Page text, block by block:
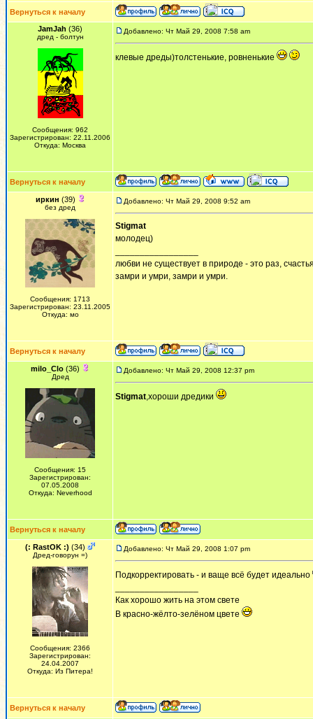
Вернуться к началу
JamJah (36)
дред - болтун
Сообщения: 962
Зарегистрирован: 22.11.2006
Откуда: Москва
Добавлено: Чт Май 29, 2008 7:58 am
клевые дреды)толстенькие, ровненькие
Вернуться к началу
иркин (39)
без дред
Сообщения: 1713
Зарегистрирован: 23.11.2005
Откуда: мо
Добавлено: Чт Май 29, 2008 9:52 am
Stigmat
молодец)
любви не существует в природе - это раз,
замри и умри, замри и умри.
Вернуться к началу
milo_Clo (36)
Дред
Сообщения: 15
Зарегистрирован:
07.05.2008
Откуда: Neverhood
Добавлено: Чт Май 29, 2008 12:37 pm
Stigmat,хороши дредики
Вернуться к началу
(: RastOK :) (34)
Дред-говорун =)
Сообщения: 2366
Зарегистрирован:
24.04.2007
Откуда: Из Питера!
Добавлено: Чт Май 29, 2008 1:07 pm
Подкорректировать - и ваще всё будет идеально
Как хорошо жить на этом свете
В красно-жёлто-зелёном цвете
Вернуться к началу